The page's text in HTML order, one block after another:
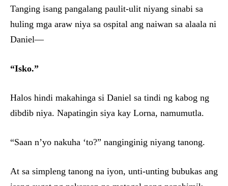
Tanging isang pangalang paulit-ulit niyang sinabi sa
huling mga araw niya sa ospital ang naiwan sa alaala ni
Daniel—
“Isko.”
Halos hindi makahinga si Daniel sa tindi ng kabog ng
dibdib niya. Napatingin siya kay Lorna, namumutla.
“Saan n’yo nakuha ‘to?” nanginginig niyang tanong.
At sa simpleng tanong na iyon, unti-unting bubukas ang